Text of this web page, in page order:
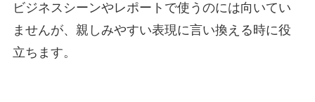
ビジネスシーンやレポートで使うのには向いてい
ませんが、親しみやすい表現に言い換える時に役
立ちます。